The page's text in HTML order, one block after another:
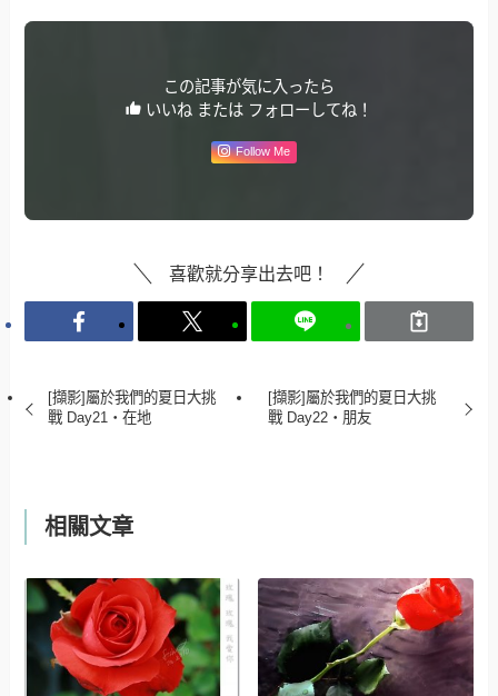
この記事が気に入ったら
いいね または フォローしてね！
Follow Me
喜歡就分享出去吧！
[擷影]屬於我們的夏日大挑
戰 Day21‧在地
[擷影]屬於我們的夏日大挑
戰 Day22‧朋友
相關文章